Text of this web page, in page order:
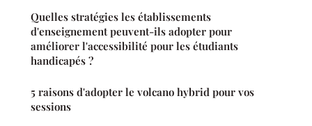
Quelles stratégies les établissements
d'enseignement peuvent-ils adopter pour
améliorer l'accessibilité pour les étudiants
handicapés ?
5 raisons d'adopter le volcano hybrid pour vos
sessions